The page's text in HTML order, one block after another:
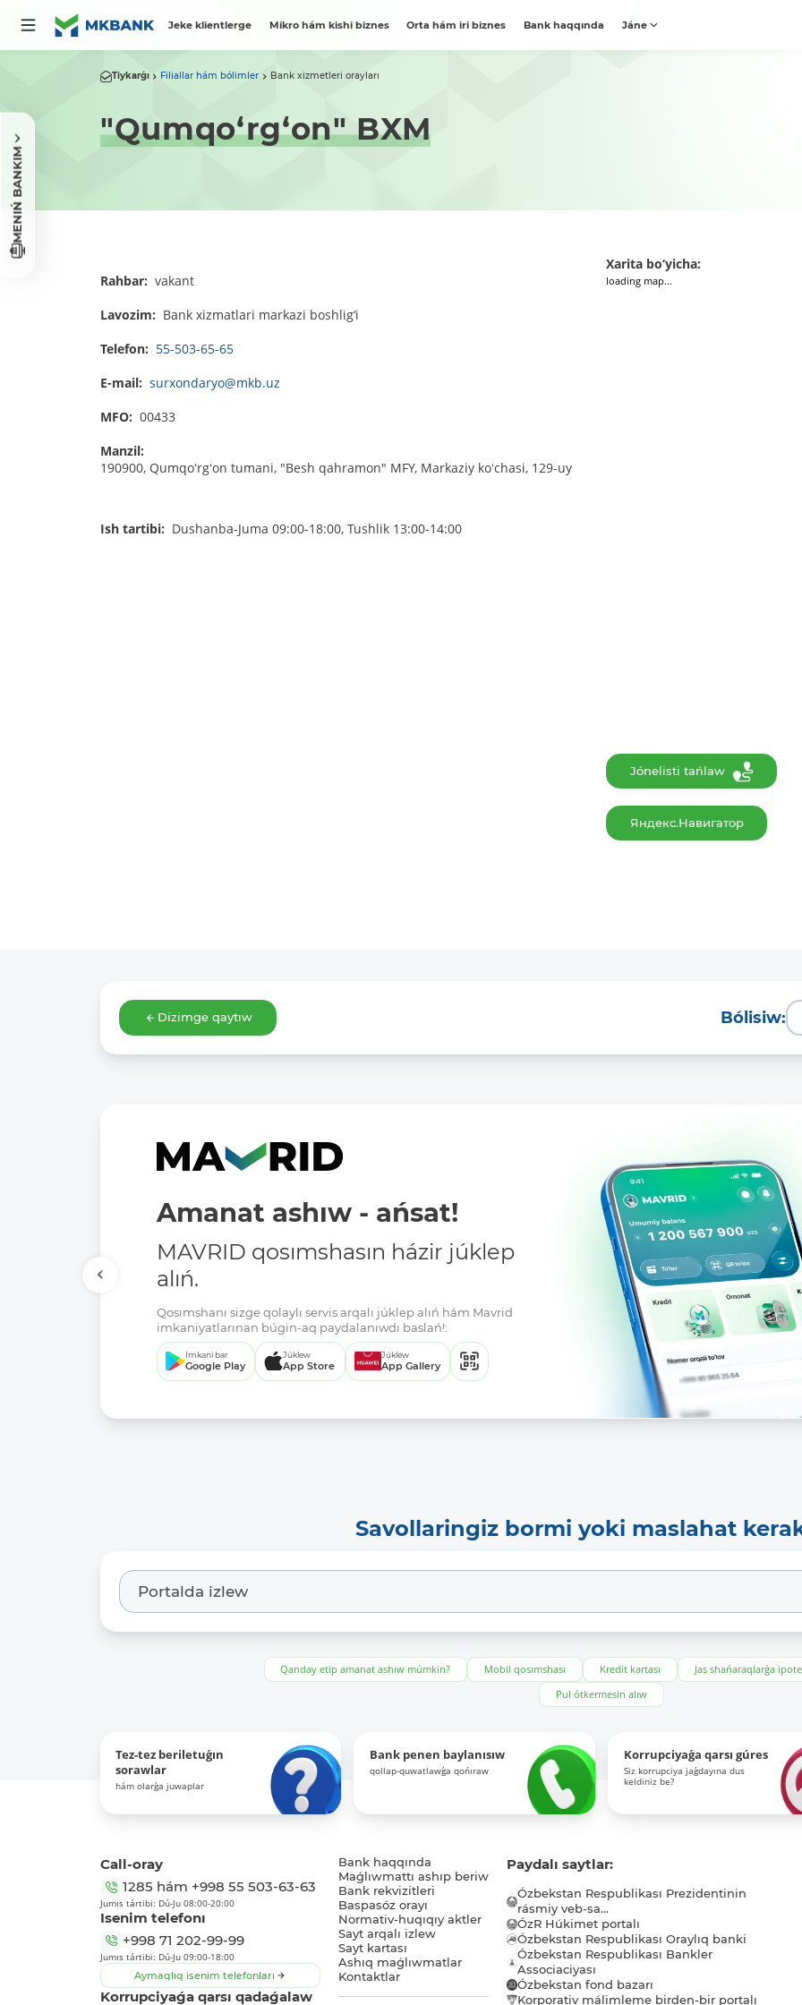
Jeke klientlerge Mikro hám kishi biznes Orta hám iri biznes Bank haqqında Jáne
MENIŃ BANKIM
Tiykarǵı Filiallar hám bólimler Bank xizmetleri orayları
"Qumqo‘rg‘on" BXM
Rahbar: vakant
Lavozim: Bank xizmatlari markazi boshlig‘i
Telefon: 55-503-65-65
E-mail: surxondaryo@mkb.uz
MFO: 00433
Manzil:
190900, Qumqoʻrgʻon tumani, "Besh qahramon" MFY, Markaziy koʻchasi, 129-uy
Ish tartibi: Dushanba-Juma 09:00-18:00, Tushlik 13:00-14:00
Xarita bo‘yicha:
loading map...
Jónelisti tańlaw
Яндекс.Навигатор
Dizimge qaytıw Bólisiw:
Amanat ashıw - ańsat!
MAVRID qosımshasın házir júklep
alıń.
Qosımshanı sizge qolaylı servis arqalı júklep alıń hám Mavrid
imkaniyatlarınan búgin-aq paydalanıwdı baslań!:
Imkani bar
Google Play
Júklew
App Store
Júklew
App Gallery
Savollaringiz bormi yoki maslahat
Qanday etip amanat ashıw múmkin? Mobil qosımshası Kredit kartası Jas shańaraqlarǵa
Pul ótkermesin alıw
Tez-tez beriletuǵın
sorawlar
hám olarǵa juwaplar
Bank penen baylanısıw
qollap-quwatlawǵa qońıraw
Korrupciyaǵa qarsı gúres
Siz korrupciya jaǵdayına dus
keldiniz be?
Call-oray
1285 hám +998 55 503-63-63
Jumıs tártibi: Dú-Ju 08:00-20:00
Isenim telefonı
+998 71 202-99-99
Jumıs tártibi: Dú-Ju 09:00-18:00
Aymaqlıq isenim telefonları
Korrupciyaǵa qarsı qadaǵalaw
Bank haqqında
Maǵlıwmattı ashıp beriw
Bank rekvizitleri
Baspasóz orayı
Normativ-huqıqıy aktler
Sayt arqalı izlew
Sayt kartası
Ashıq maǵlıwmatlar
Kontaktlar
Paydalı saytlar:
Ózbekstan Respublikası Prezidentinin
rásmiy veb-sa...
ÓzR Húkimet portalı
Ózbekstan Respublikası Oraylıq banki
Ózbekstan Respublikası Bankler
Associaciyası
Ózbekstan fond bazarı
Korporativ málimleme birden-bir portalı